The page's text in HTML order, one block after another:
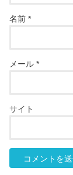
名前*
メール*
サイト